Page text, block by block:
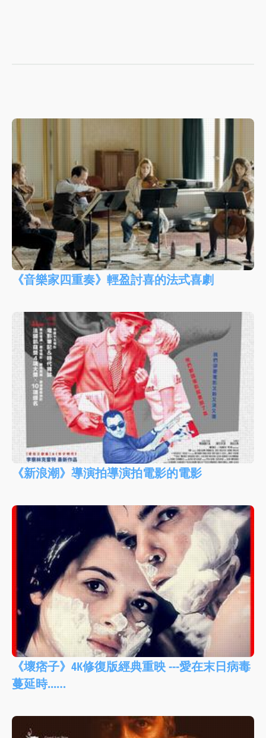
《音樂家四重奏》輕盈討喜的法式喜劇
《新浪潮》導演拍導演拍電影的電影
《壞痞子》4K修復版經典重映 ---愛在末日病毒
蔓延時...…